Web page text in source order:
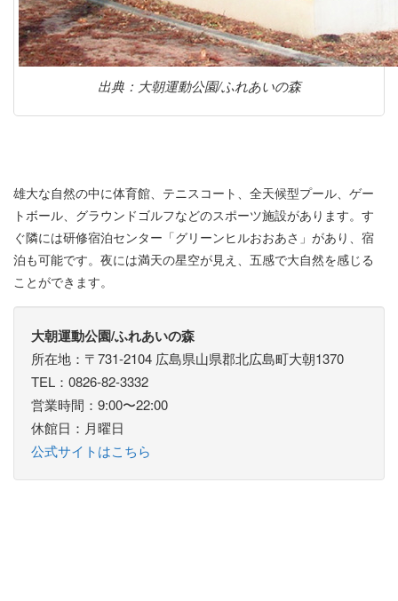
出典：大朝運動公園/ふれあいの森
雄大な自然の中に体育館、テニスコート、全天候型プール、ゲー
トボール、グラウンドゴルフなどのスポーツ施設があります。す
ぐ隣には研修宿泊センター「グリーンヒルおおあさ」があり、宿
泊も可能です。夜には満天の星空が見え、五感で大自然を感じる
ことができます。
大朝運動公園/ふれあいの森
所在地：〒731-2104 広島県山県郡北広島町大朝1370
TEL：0826-82-3332
営業時間：9:00〜22:00
休館日：月曜日
公式サイトはこちら